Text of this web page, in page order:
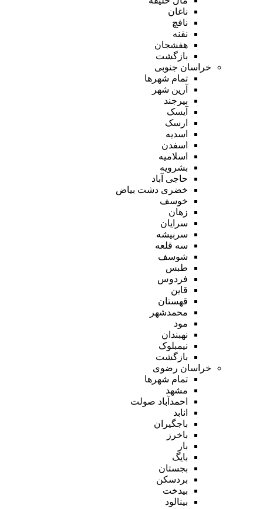
ناغان
نافچ
نقنه
هفشجان
بازگشت
خراسان جنوبی
تمام شهر‌ها
آرین شهر
بیرجند
آیسک
ارسک
اسدیه
اسفدن
اسلامیه
بشرویه
حاجی آباد
خضری دشت بیاض
خوسف
زهان
سرایان
سربیشه
سه قلعه
شوسف
طبس
فردوس
قاین
قهستان
محمدشهر
مود
نهبندان
نیمبلوک
بازگشت
خراسان رضوی
تمام شهر‌ها
مشهد
احمدآباد صولت
انابد
باجگیران
باخرز
بار
بایگ
بجستان
بردسکن
بیدخت
بینالود